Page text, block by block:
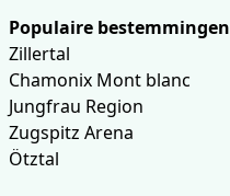
Populaire bestemmingen
Zillertal
Chamonix Mont blanc
Jungfrau Region
Zugspitz Arena
Ötztal